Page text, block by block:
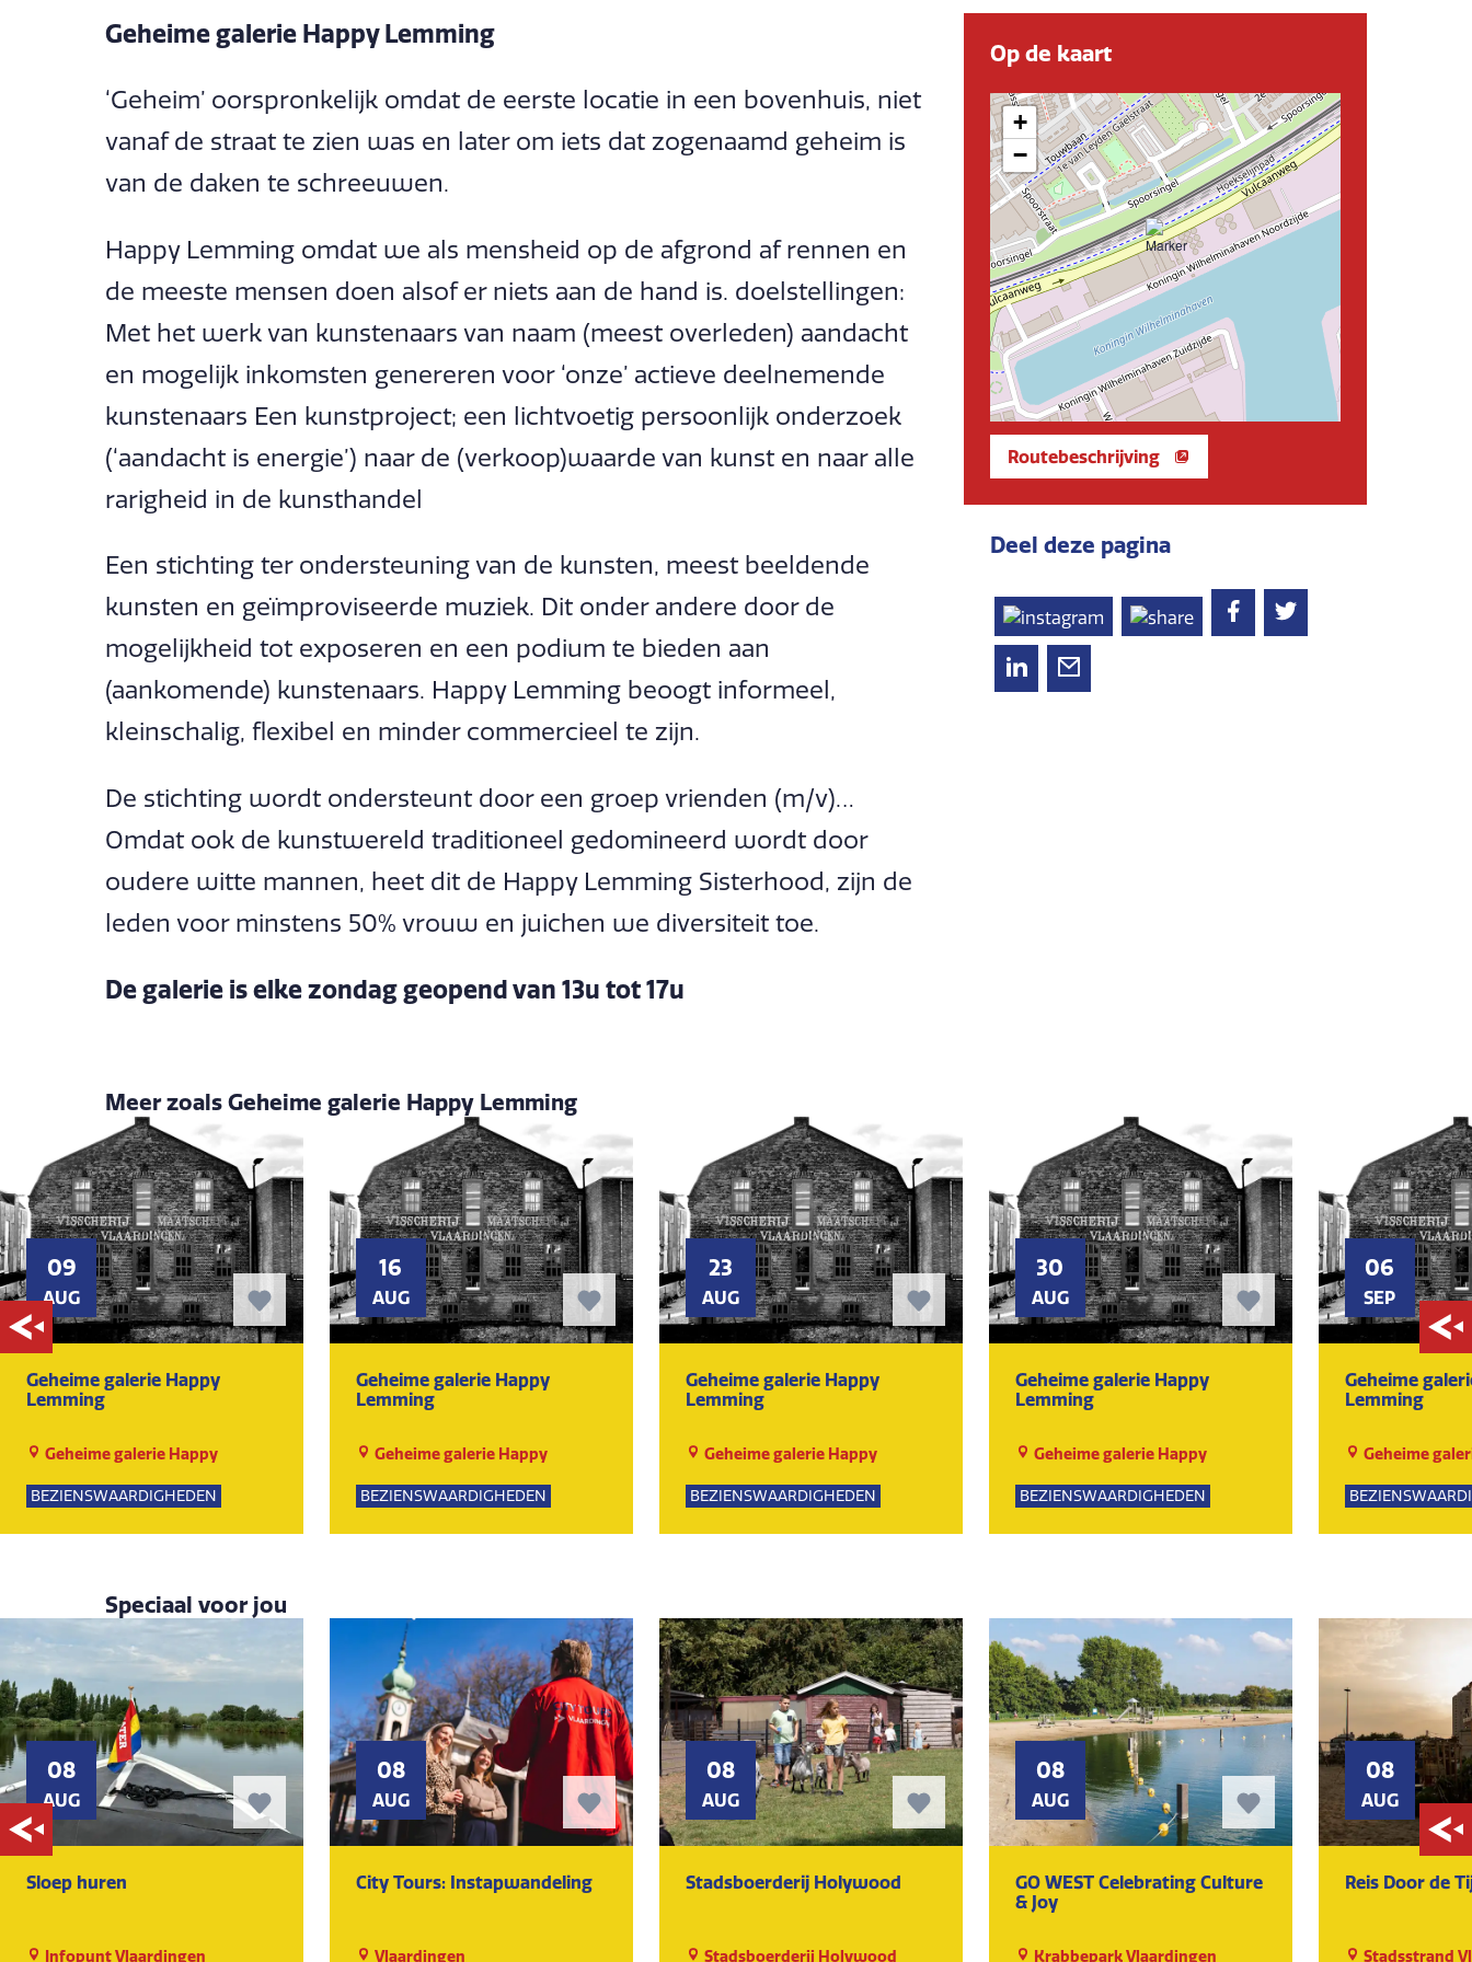
Geheime galerie Happy Lemming
‘Geheim’ oorspronkelijk omdat de eerste locatie in een bovenhuis, niet
vanaf de straat te zien was en later om iets dat zogenaamd geheim is
van de daken te schreeuwen.
Happy Lemming omdat we als mensheid op de afgrond af rennen en
de meeste mensen doen alsof er niets aan de hand is. doelstellingen:
Met het werk van kunstenaars van naam (meest overleden) aandacht
en mogelijk inkomsten genereren voor ‘onze’ actieve deelnemende
kunstenaars Een kunstproject; een lichtvoetig persoonlijk onderzoek
(‘aandacht is energie’) naar de (verkoop)waarde van kunst en naar alle
rarigheid in de kunsthandel
Een stichting ter ondersteuning van de kunsten, meest beeldende
kunsten en geïmproviseerde muziek. Dit onder andere door de
mogelijkheid tot exposeren en een podium te bieden aan
(aankomende) kunstenaars. Happy Lemming beoogt informeel,
kleinschalig, flexibel en minder commercieel te zijn.
De stichting wordt ondersteunt door een groep vrienden (m/v)…
Omdat ook de kunstwereld traditioneel gedomineerd wordt door
oudere witte mannen, heet dit de Happy Lemming Sisterhood, zijn de
leden voor minstens 50% vrouw en juichen we diversiteit toe.
De galerie is elke zondag geopend van 13u tot 17u
Op de kaart
+
−
Routebeschrijving
Deel deze pagina
Meer zoals Geheime galerie Happy Lemming
09
AUG
Geheime galerie Happy
Lemming
Geheime galerie Happy
BEZIENSWAARDIGHEDEN
KUNST EN CULTUUR
MUSEUM
16
AUG
Geheime galerie Happy
Lemming
Geheime galerie Happy
BEZIENSWAARDIGHEDEN
KUNST EN CULTUUR
MUSEUM
23
AUG
Geheime galerie Happy
Lemming
Geheime galerie Happy
BEZIENSWAARDIGHEDEN
KUNST EN CULTUUR
MUSEUM
30
AUG
Geheime galerie Happy
Lemming
Geheime galerie Happy
BEZIENSWAARDIGHEDEN
KUNST EN CULTUUR
MUSEUM
06
SEP
Geheime
Lemming
Geheime
KUNST EN
Speciaal voor jou
08
AUG
Sloep huren
Infopunt Vlaardingen
08
AUG
City Tours: Instapwandeling
Vlaardingen
08
AUG
Stadsboerderij Holywood
Stadsboerderij Holywood
08
AUG
GO WEST Celebrating Culture
& Joy
Krabbepark Vlaardingen
08
AUG
Reis Door de
Stadsstrand